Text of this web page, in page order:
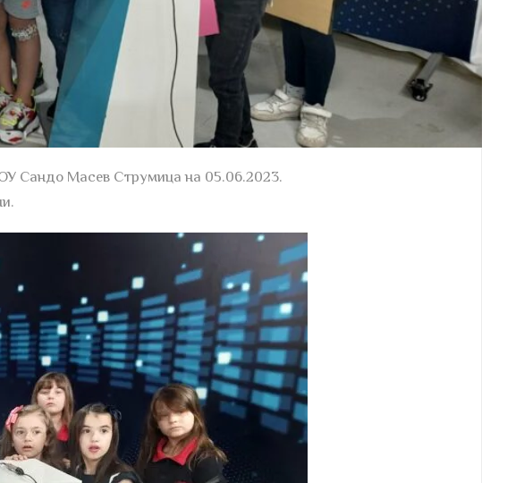
Сандо Масев Струмица на 05.06.2023.